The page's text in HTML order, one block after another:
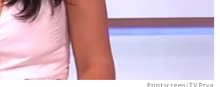
Printscreen/TV Prva